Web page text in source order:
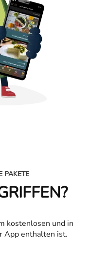
PAKETE
kostenlosen und in
App enthalten ist.